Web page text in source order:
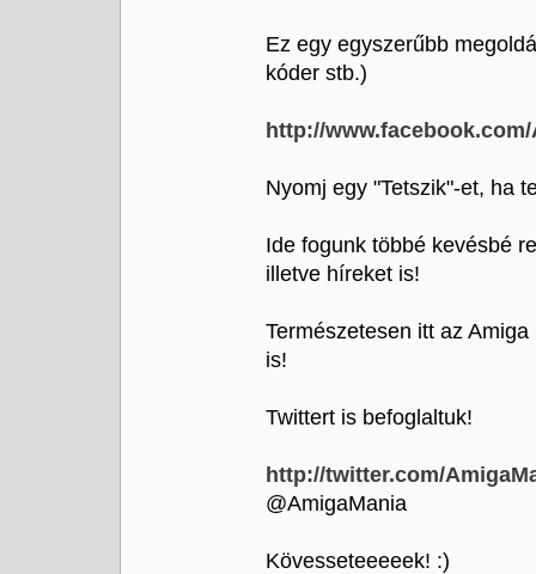
Ez egy egyszerűbb
kóder stb.)
http://
Nyomj egy "Tetszik"-et, ha
Ide fogunk többé kevésbé
illetve híreket is!
Természetesen itt az
is!
Twittert is befoglaltuk!
http://twitter.com/
@AmigaMania
Kövesseteeeeek! :)